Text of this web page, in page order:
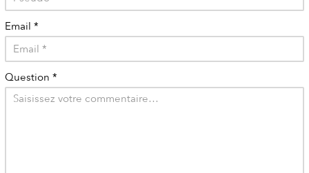
Email *
Question *